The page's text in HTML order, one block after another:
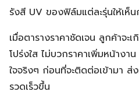
รังสี UV ของฟิล์มแต่ละรุ่นให้เ
เมื่อตารางราคาชัดเจน ลูกค้าจะ
โปร่งใส ไม่บวกราคาเพิ่มหน้าง
ใจจริงๆ ก่อนที่จะติดต่อเข้ามา ส่
รวดเร็วขึ้น